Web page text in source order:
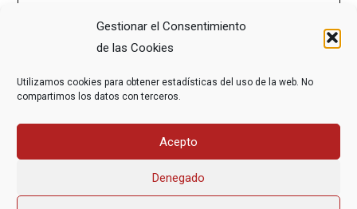
Gestionar el Consentimiento
de las Cookies
Utilizamos cookies para obtener estadísticas del uso de la web. No
compartimos los datos con terceros.
Acepto
Denegado